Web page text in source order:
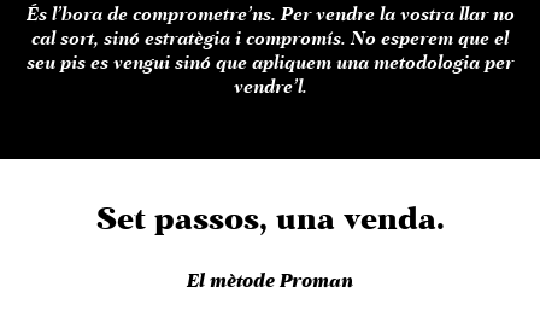
És l’hora de comprometre’ns. Per vendre la vostra llar no
cal sort, sinó estratègia i compromís. No esperem que el
seu pis es vengui sinó que apliquem una metodologia per
vendre’l.
Set passos, una venda.
El mètode Proman